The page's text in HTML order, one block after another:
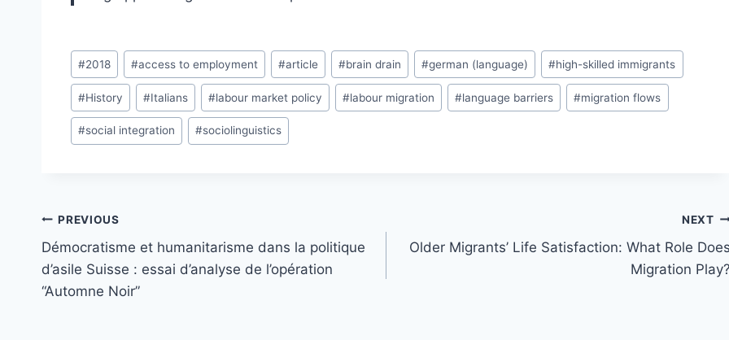
Post
Tags:
#2018 #access to employment #article #brain drain #german (language) #high-skilled immigrants
#History #Italians #labour market policy #labour migration #language barriers #migration flows
#social integration #sociolinguistics
Post
navigation
PREVIOUS
Démocratisme et humanitarisme dans la politique
d’asile Suisse : essai d’analyse de l’opération
“Automne Noir”
NEXT
Older Migrants’ Life Satisfaction: What Role Does
Migration Play?